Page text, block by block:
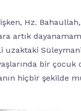
Hz.
artık
uzaktaki
bir çocuk
hiçbir şekilde